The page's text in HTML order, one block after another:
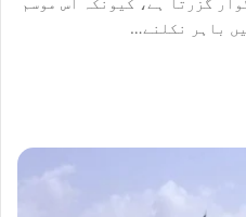
باہر نکلنے…